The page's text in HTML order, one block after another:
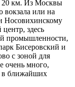
км. Из Москвы
вокзала или на
Носовихинскому
здесь
промышленности,
Бисеровский и
с зоной для
очень много,
в ближайших